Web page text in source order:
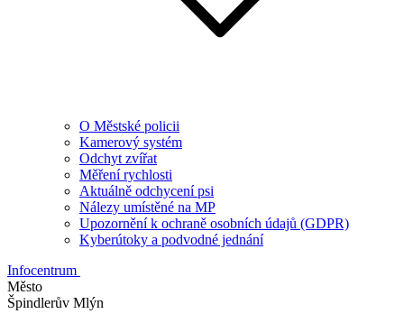
O Městské policii
Kamerový systém
Odchyt zvířat
Měření rychlosti
Aktuálně odchycení psi
Nálezy umístěné na MP
Upozornění k ochraně osobních údajů (GDPR)
Kyberútoky a podvodné jednání
Infocentrum
Město
Špindlerův Mlýn